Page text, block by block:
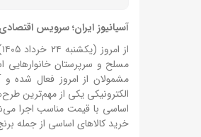
آسیانیوز ایران؛ سرویس
مشمولان از امروز فعال شده و
الکترونیکی یکی از مهم‌ترین
خرید کالاهای اساسی از جمله